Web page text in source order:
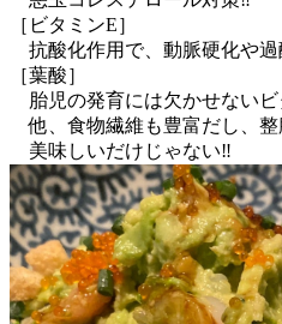
［ビタミンE］
抗酸化作用で、動脈硬化や過
［葉酸］
胎児の発育には欠かせないビ
他、食物繊維も豊富だし、整
美味しいだけじゃない‼︎